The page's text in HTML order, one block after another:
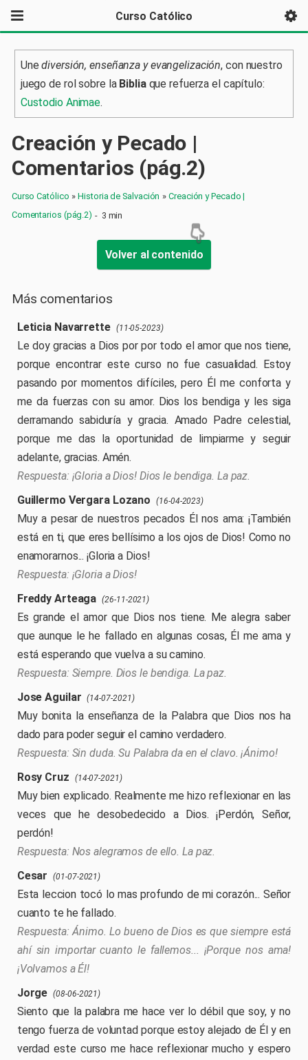
Curso Católico
Unediversión, enseñanza y evangelización, con nuestro
juego de rol sobre la Bibliaque refuerza el capítulo:
Custodio Animae.
Creación y Pecado |
Comentarios (pág.2)
Curso Católico »Historia de Salvación »Creación y Pecado |
Comentarios (pág.2) - 3 min
Volver al contenido
Más comentarios
Leticia Navarrette (11-05-2023)
Le doy gracias a Dios por por todo el amor que nos tiene,
porque encontrar este curso no fue casualidad. Estoy
pasando por momentos difíciles, pero Él me conforta y
me da fuerzas con su amor. Dios los bendiga y les siga
derramando sabiduría y gracia. Amado Padre celestial,
porque me das la oportunidad de limpiarme y seguir
adelante, gracias. Amén.
¡Gloria a Dios! Dios le bendiga. La paz.
Guillermo Vergara Lozano
(16-04-2023)
Muy a pesar de nuestros pecados Él nos ama: ¡También
está en ti, que eres bellísimo a los ojos de Dios! Como no
enamorarnos... ¡Gloria a Dios!
¡Gloria a Dios!
Freddy Arteaga (26-11-2021)
Es grande el amor que Dios nos tiene. Me alegra saber
que aunque le he fallado en algunas cosas, Él me ama y
está esperando que vuelva a su camino.
Siempre. Dios le bendiga. La paz.
Jose Aguilar
(14-07-2021)
Muy bonita la enseñanza de la Palabra que Dios nos ha
dado para poder seguir el camino verdadero.
Sin duda. Su Palabra da en el clavo. ¡Ánimo!
Rosy Cruz
(14-07-2021)
Muy bien explicado. Realmente me hizo reflexionar en las
veces que he desobedecido a Dios. ¡Perdón, Señor,
perdón!
Nos alegramos de ello. La paz.
Cesar
(01-07-2021)
Esta leccion tocó lo mas profundo de mi corazón... Señor
cuanto te he fallado.
Ánimo. Lo bueno de Dios es que siempre está
ahí sin importar cuanto le fallemos... ¡Porque nos ama!
¡Volvamos a Él!
Jorge (08-06-2021)
Siento que la palabra me hace ver lo débil que soy, y no
tengo fuerza de voluntad porque estoy alejado de Él y en
verdad este curso me hace reflexionar mucho y espero